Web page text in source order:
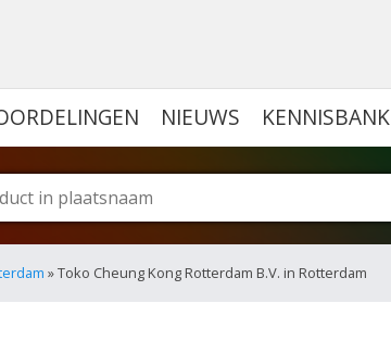
NIEUWS KENNISBANK
» Toko Cheung Kong Rotterdam B.V. in Rotterdam